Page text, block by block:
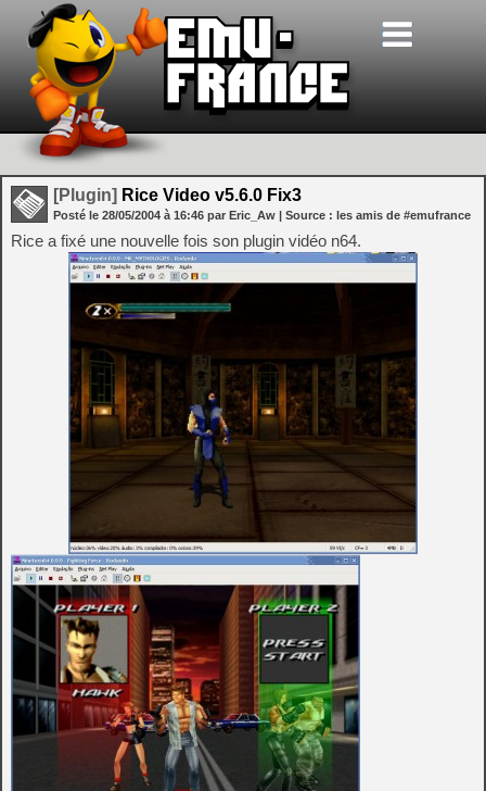
[Plugin] Rice Video v5.6.0 Fix3
Posté le 28/05/2004 à 16:46 par Eric_Aw | Source : les amis de #emufrance
Rice a fixé une nouvelle fois son plugin vidéo n64.